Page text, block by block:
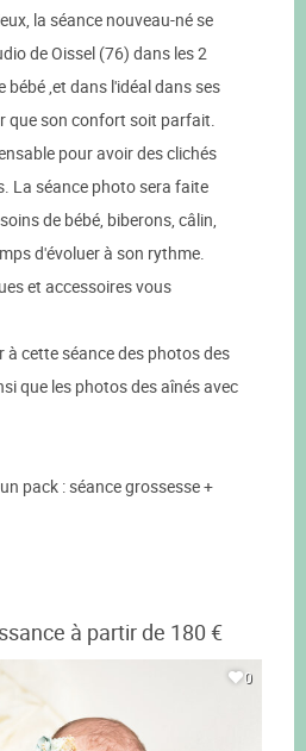
la séance nouveau-né se
de Oissel (76) dans les 2
bébé ,et dans l'idéal dans ses
que son confort soit parfait.
pour avoir des clichés
La séance photo sera faite
de bébé, biberons, câlin,
d'évoluer à son rythme.
et accessoires vous
cette séance des photos des
que les photos des aînés avec
pack : séance grossesse +
à partir de 180 €
0